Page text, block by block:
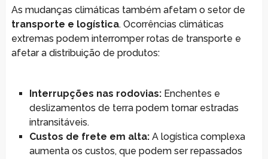
As mudanças climáticas também afetam o setor de
transporte e logística. Ocorrências climáticas
extremas podem interromper rotas de transporte e
afetar a distribuição de produtos:
Interrupções nas rodovias:Enchentes e
deslizamentos de terra podem tornar estradas
intransitáveis.
Custos de frete em alta:A logística complexa
aumenta os custos, que podem ser repassados